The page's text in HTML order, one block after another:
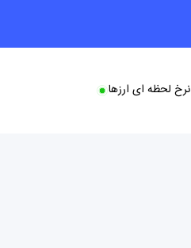
نرخ لحظه ای ارزها